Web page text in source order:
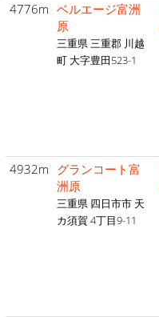
4776m ベルエージ富洲
原
三重県 三重郡 川越
町 大字豊田523-1
4932m グランコート富
洲原
三重県 四日市市 天
カ須賀 4丁目9-11